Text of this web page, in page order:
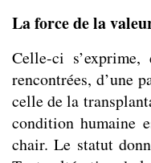
La force de la
Celle-ci
rencontrées, d’une
celle de la
condition humaine
chair. Le statut